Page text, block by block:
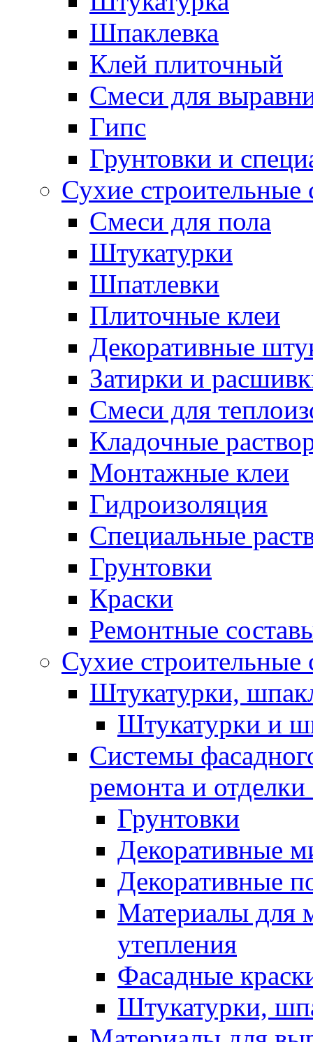
Шпаклевка
Клей плиточный
Смеси для
Гипс
Грунтовки и
Сухие
Смеси для пола
Штукатурки
Шпатлевки
Плиточные клеи
Декоративные
Затирки и
Смеси для
Кладочные
Монтажные клеи
Гидроизоляция
Специальные
Грунтовки
Краски
Ремонтные
Сухие
Штукатурки,
Штукатурки и
Системы
ремонта и отделки
Грунтовки
Декоративные
Декоративные
Материалы для
утепления
Фасадные
Штукатурки,